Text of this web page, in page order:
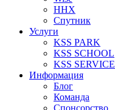
ННХ
Спутник
Услуги
KSS PARK
KSS SCHOOL
KSS SERVICE
Информация
Блог
Команда